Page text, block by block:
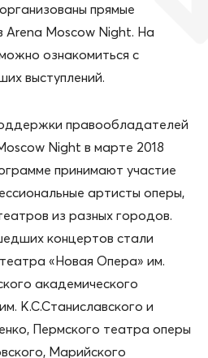
прямые
Arena Moscow Night. На
ознакомиться с
выступлений.
правообладателей
Night в марте 2018
принимают участие
артисты оперы,
из разных городов.
концертов стали
«Новая Опера» им.
академического
К.С.Станиславского и
Пермского театра оперы
Марийского